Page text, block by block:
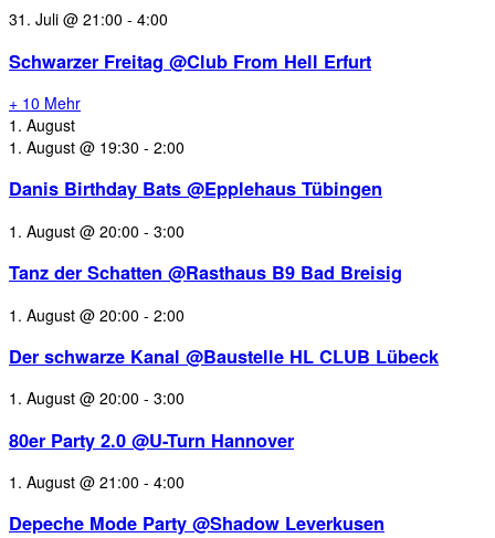
31. Juli @ 21:00 - 4:00
Schwarzer Freitag @Club From Hell Erfurt
+ 10 Mehr
1. August
1. August @ 19:30 - 2:00
Danis Birthday Bats @Epplehaus Tübingen
1. August @ 20:00 - 3:00
Tanz der Schatten @Rasthaus B9 Bad Breisig
1. August @ 20:00 - 2:00
Der schwarze Kanal @Baustelle HL CLUB Lübeck
1. August @ 20:00 - 3:00
80er Party 2.0 @U-Turn Hannover
1. August @ 21:00 - 4:00
Depeche Mode Party @Shadow Leverkusen